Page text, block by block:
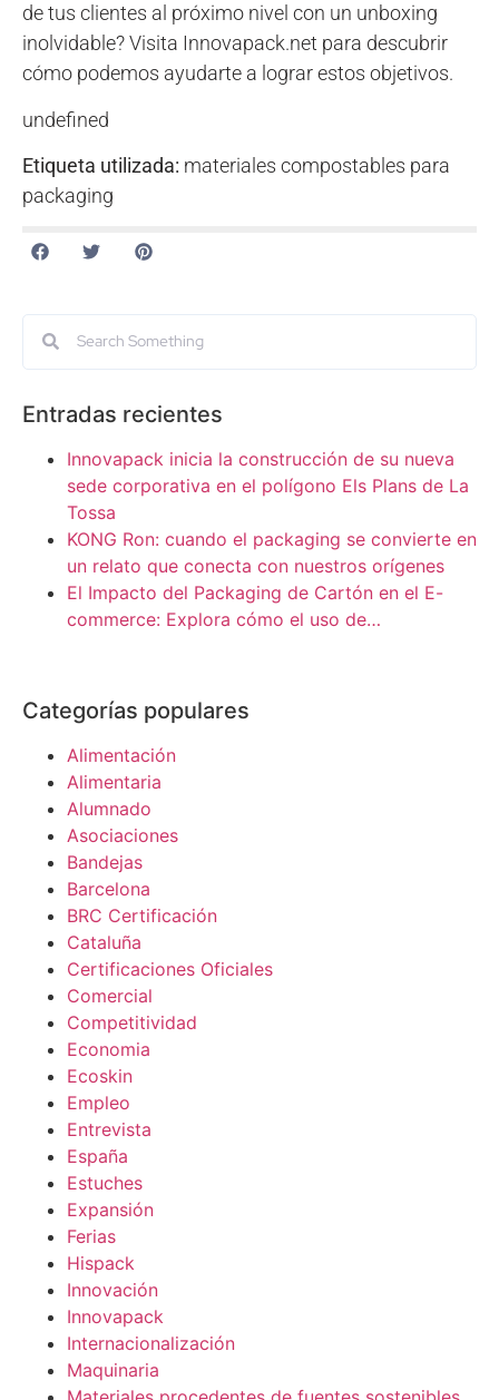
de tus clientes al próximo nivel con un unboxing
inolvidable? Visita Innovapack.net para descubrir
cómo podemos ayudarte a lograr estos objetivos.
undefined
Etiqueta utilizada: materiales compostables para
packaging
Entradas recientes
Innovapack inicia la construcción de su nueva
sede corporativa en el polígono Els Plans de La
Tossa
KONG Ron: cuando el packaging se convierte en
un relato que conecta con nuestros orígenes
El Impacto del Packaging de Cartón en el E-
commerce: Explora cómo el uso de…
Categorías populares
Alimentación
Alimentaria
Alumnado
Asociaciones
Bandejas
Barcelona
BRC Certificación
Cataluña
Certificaciones Oficiales
Comercial
Competitividad
Economia
Ecoskin
Empleo
Entrevista
España
Estuches
Expansión
Ferias
Hispack
Innovación
Innovapack
Internacionalización
Maquinaria